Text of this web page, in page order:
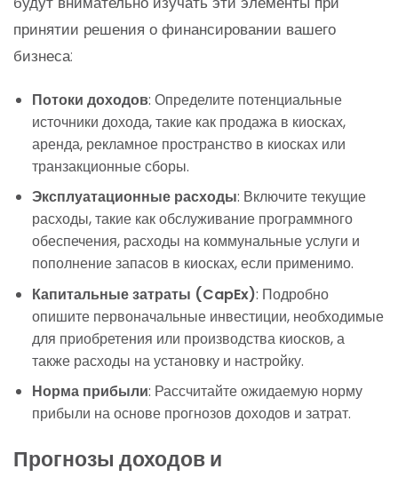
принятии решения о финансировании вашего
бизнеса:
Потоки доходов: Определите потенциальные
источники дохода, такие как продажа в киосках,
аренда, рекламное пространство в киосках или
транзакционные сборы.
Эксплуатационные расходы: Включите текущие
расходы, такие как обслуживание программного
обеспечения, расходы на коммунальные услуги и
пополнение запасов в киосках, если применимо.
Капитальные затраты (CapEx): Подробно
опишите первоначальные инвестиции, необходимые
для приобретения или производства киосков, а
также расходы на установку и настройку.
Норма прибыли: Рассчитайте ожидаемую норму
прибыли на основе прогнозов доходов и затрат.
Прогнозы доходов и